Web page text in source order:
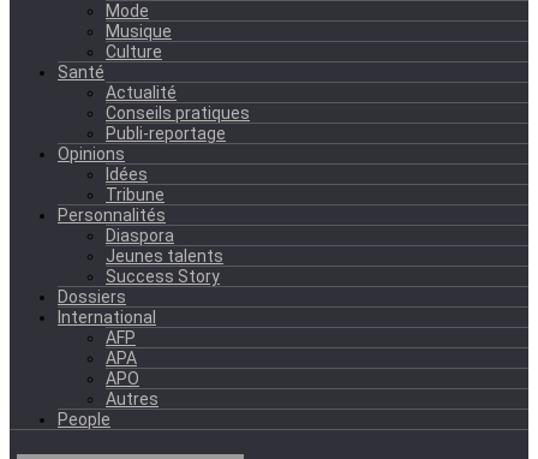
Mode
Musique
Culture
Santé
Actualité
Conseils pratiques
Publi-reportage
Opinions
Idées
Tribune
Personnalités
Diaspora
Jeunes talents
Success Story
Dossiers
International
AFP
APA
APO
Autres
People